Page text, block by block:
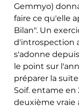
Gemmyo)
faire ce qu'elle
Bilan". Un
d'introspection
s'adonne
le point sur
préparer la
Soif. entame en
deuxième vraie